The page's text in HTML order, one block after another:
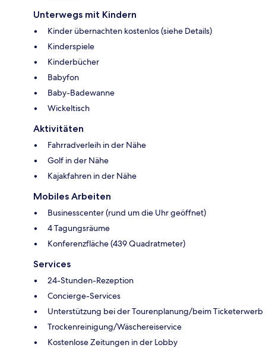
Unterwegs mit Kindern
Kinder übernachten kostenlos (siehe Details)
Kinderspiele
Kinderbücher
Babyfon
Baby-Badewanne
Wickeltisch
Aktivitäten
Fahrradverleih in der Nähe
Golf in der Nähe
Kajakfahren in der Nähe
Mobiles Arbeiten
Businesscenter (rund um die Uhr geöffnet)
4 Tagungsräume
Konferenzfläche (439 Quadratmeter)
Services
24-Stunden-Rezeption
Concierge-Services
Unterstützung bei der Tourenplanung/beim Ticketerwerb
Trockenreinigung/Wäschereiservice
Kostenlose Zeitungen in der Lobby